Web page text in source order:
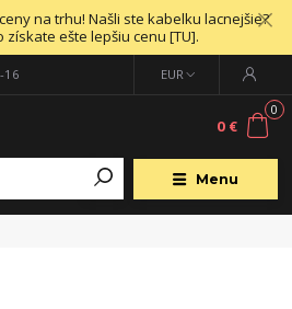
na trhu! Našli ste kabelku lacnejšie?
získate ešte lepšiu cenu [TU].
Menu
EUR
16
0
0 €